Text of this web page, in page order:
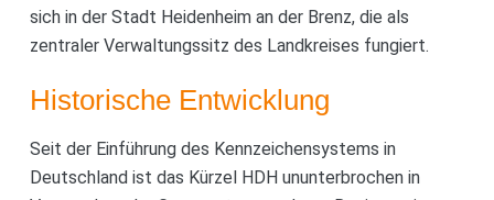
sich in der Stadt Heidenheim an der Brenz, die als
zentraler Verwaltungssitz des Landkreises fungiert.
Historische Entwicklung
Seit der Einführung des Kennzeichensystems in
Deutschland ist das Kürzel HDH ununterbrochen in